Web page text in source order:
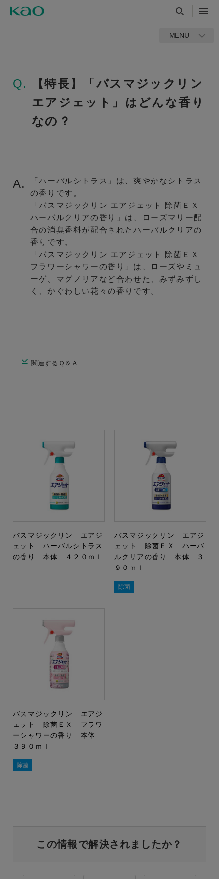
MENU
Q.
【特長】「バスマジックリン
エアジェット」はどんな香り
なの？
A.
「ハーバルシトラス」は、爽やかなシトラス
の香りです。
「バスマジックリン エアジェット 除菌ＥＸ
ハーバルクリアの香り」は、ローズマリー配
合の消臭香料が配合されたハーバルクリアの
香りです。
「バスマジックリン エアジェット 除菌ＥＸ
フラワーシャワーの香り」は、ローズやミュ
ーゲ、マグノリアなど合わせた、みずみずし
く、かぐわしい花々の香りです。
関連するＱ＆Ａ
バスマジックリン エアジ
ェット ハーバルシトラス
の香り 本体 ４２０ｍｌ
バスマジックリン エアジ
ェット 除菌ＥＸ ハーバ
ルクリアの香り 本体 ３
９０ｍｌ
除菌
バスマジックリン エアジ
ェット 除菌ＥＸ フラワ
ーシャワーの香り 本体
３９０ｍｌ
除菌
この情報で解決されましたか？